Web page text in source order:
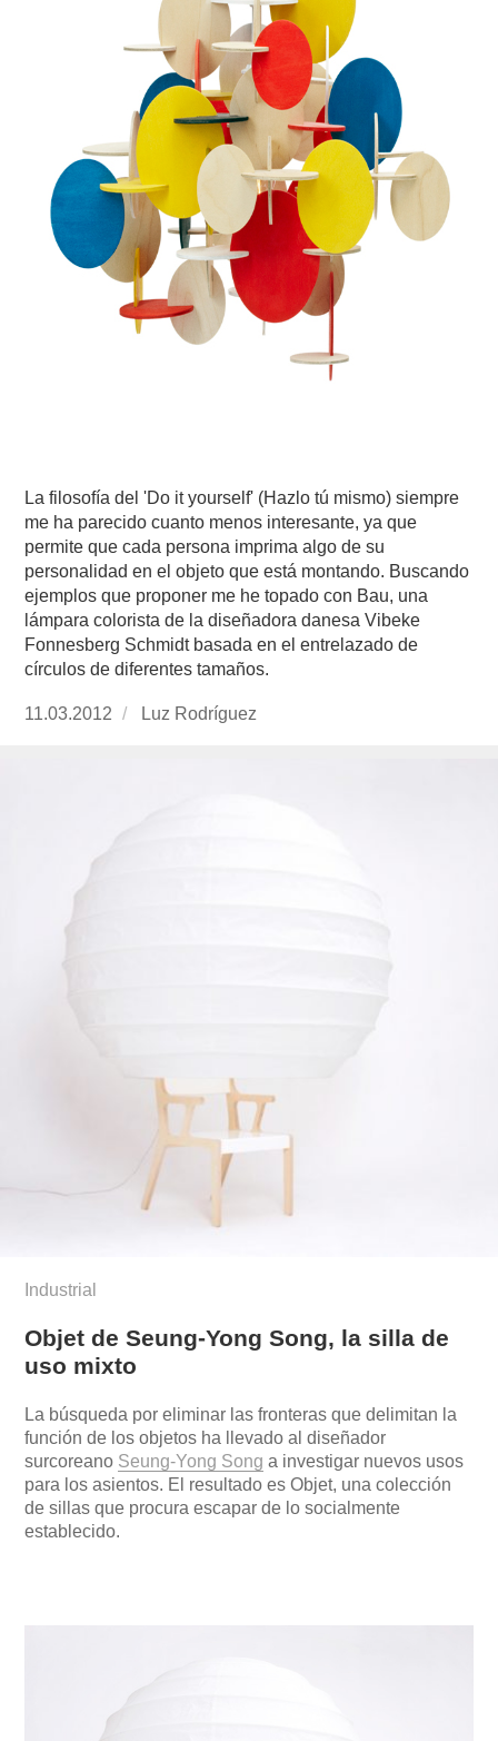
La filosofía del 'Do it yourself' (Hazlo tú mismo) siempre
me ha parecido cuanto menos interesante, ya que
permite que cada persona imprima algo de su
personalidad en el objeto que está montando. Buscando
ejemplos que proponer me he topado con Bau, una
lámpara colorista de la diseñadora danesa Vibeke
Fonnesberg Schmidt basada en el entrelazado de
círculos de diferentes tamaños.
Publicado
11.03.2012 https://www.experimenta.es/author/
Luz Rodríguez
Industrial
Objet de Seung-Yong Song, la silla de
uso mixto
La búsqueda por eliminar las fronteras que delimitan la
función de los objetos ha llevado al diseñador
surcoreano Seung-Yong Song a investigar nuevos usos
para los asientos. El resultado es Objet, una colección
de sillas que procura escapar de lo socialmente
establecido.